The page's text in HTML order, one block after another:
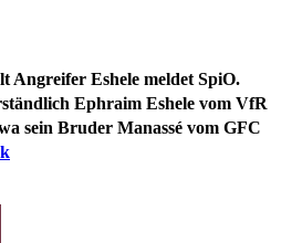
Angreifer Eshele meldet SpiO.
Ephraim Eshele vom VfR
sein Bruder Manassé vom GFC